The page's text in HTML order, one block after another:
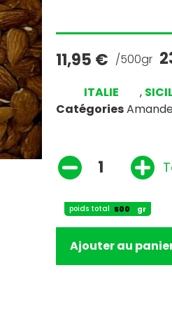
11,95 € /500gr
Catégories
ITALIE ,
poids total gr
Ajouter au